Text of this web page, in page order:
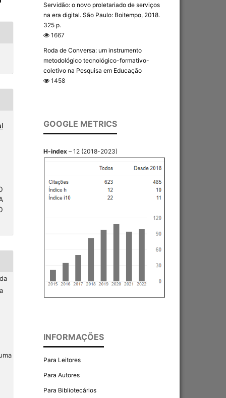
Servidão: o novo proletariado de serviços
na era digital. São Paulo: Boitempo, 2018.
325 p.
1667
Roda de Conversa: um instrumento
metodológico tecnológico-formativo-
coletivo na Pesquisa em Educação
1458
GOOGLE METRICS
H-index – 12 (2018-2023)
INFORMAÇÕES
Para Leitores
Para Autores
Para Bibliotecários